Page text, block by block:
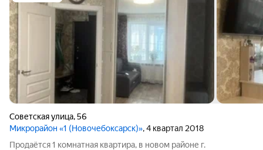
Советская улица,56
Микрорайон «1 (Новочебоксарск)», 4 квартал 2018
Продаётся 1 комнатная квартира, в новом районе г.